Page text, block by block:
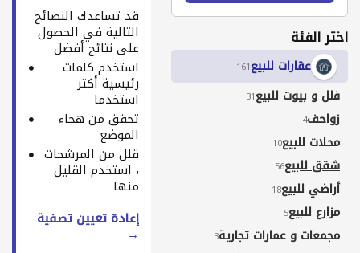
اختر الفئة
عقارات للبيع161
فلل و بيوت للبيع31
زواحف4
محلات للبيع10
شقق للبيع56
أراضي للبيع18
مزارع للبيع5
مجمعات و عمارات تجارية3
قد تساعدك النصائح
التالية في الحصول
على نتائج أفضل
استخدم كلمات
رئيسية أكثر
استخدما
تحقق من هجاء
الموضع
قلل من المرشحات
، استخدم القليل
منها
إعادة تعيين تصفية
→